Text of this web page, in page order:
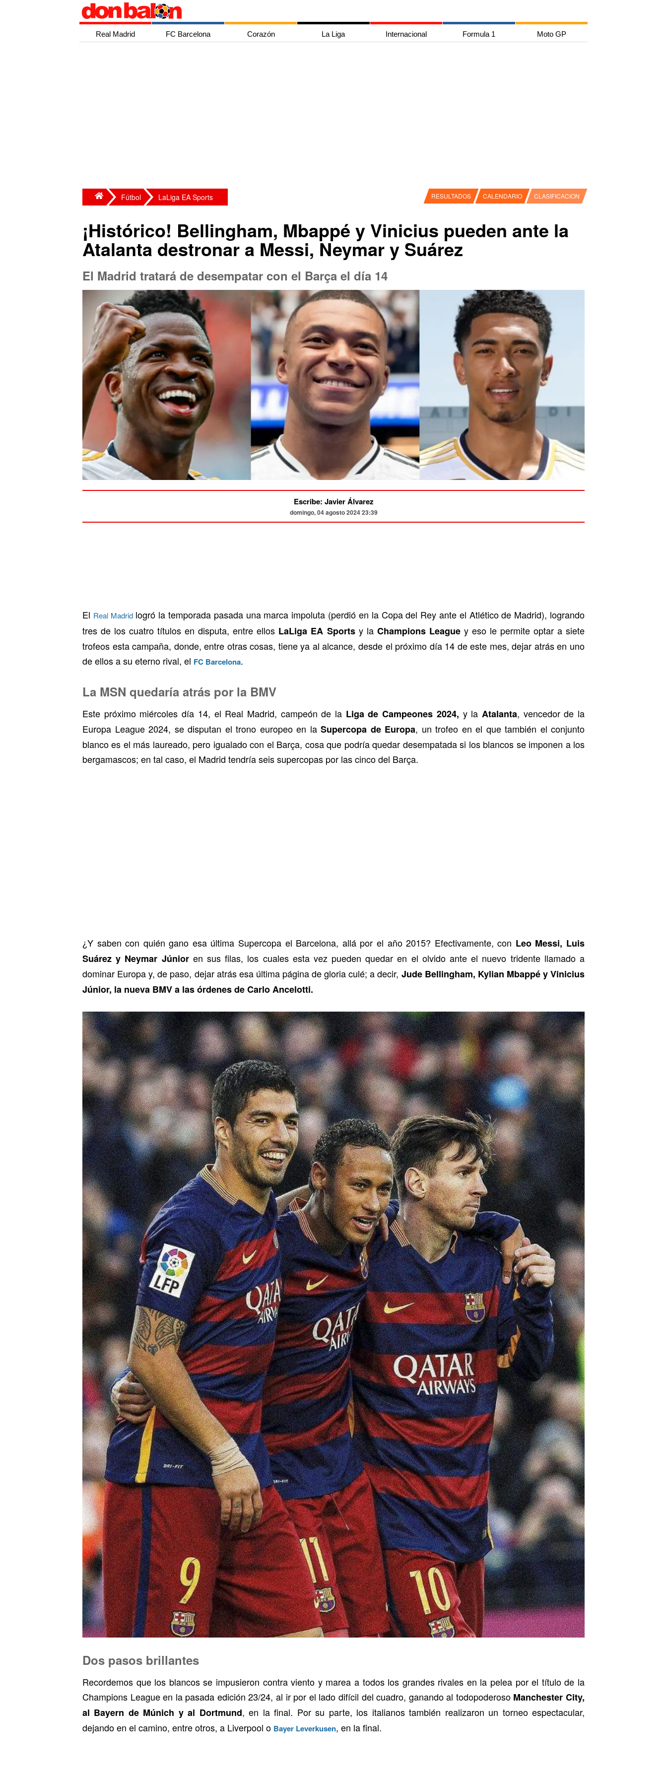
Real Madrid FC Barcelona Corazón La Liga Internacional Formula 1 Moto GP
Fútbol LaLiga EA Sports RESULTADOS CALENDARIO CLASIFICACION
¡Histórico! Bellingham, Mbappé y Vinicius pueden ante la
Atalanta destronar a Messi, Neymar y Suárez
El Madrid tratará de desempatar con el Barça el día 14
Escribe: Javier Álvarez
domingo, 04 agosto 2024 23:39
El Real Madridlogró la temporada pasada una marca impoluta (perdió en la Copa del Rey ante el Atlético de Madrid), logrando
tres de los cuatro títulos en disputa, entre ellos LaLiga EA Sportsy la Champions Leaguey eso le permite optar a siete
trofeos esta campaña, donde, entre otras cosas, tiene ya al alcance, desde el próximo día 14 de este mes, dejar atrás en uno
de ellos a su eterno rival, el FC Barcelona.
La MSN quedaría atrás por la BMV
Este próximo miércoles día 14, el Real Madrid, campeón de la Liga de Campeones 2024, y la Atalanta, vencedor de la
Europa League 2024, se disputan el trono europeo en la Supercopa de Europa, un trofeo en el que también el conjunto
blanco es el más laureado, pero igualado con el Barça, cosa que podría quedar desempatada si los blancos se imponen a los
bergamascos; en tal caso, el Madrid tendría seis supercopas por las cinco del Barça.
¿Y saben con quién gano esa última Supercopa el Barcelona, allá por el año 2015? Efectivamente, con Leo Messi, Luis
Suárez y Neymar Júnior en sus filas, los cuales esta vez pueden quedar en el olvido ante el nuevo tridente llamado a
dominar Europa y, de paso, dejar atrás esa última página de gloria culé; a decir, Jude Bellingham, Kylian Mbappé y Vinicius
Júnior, la nueva BMV a las órdenes de Carlo Ancelotti.
Dos pasos brillantes
Recordemos que los blancos se impusieron contra viento y marea a todos los grandes rivales en la pelea por el título de la
Champions League en la pasada edición 23/24, al ir por el lado difícil del cuadro, ganando al todopoderoso Manchester City,
al Bayern de Múnich y al Dortmund, en la final. Por su parte, los italianos también realizaron un torneo espectacular,
dejando en el camino, entre otros, a Liverpool o Bayer Leverkusen, en la final.